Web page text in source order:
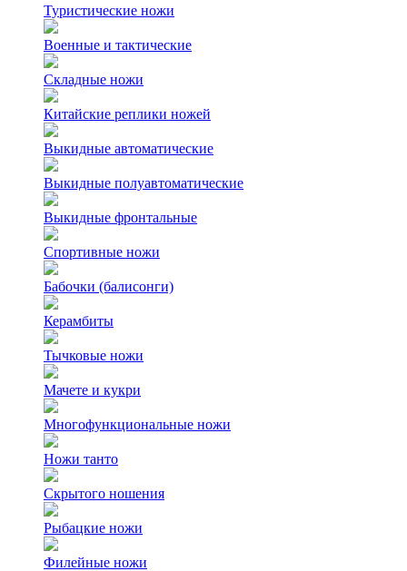
Туристические ножи
Военные и тактические
Складные ножи
Китайские реплики ножей
Выкидные автоматические
Выкидные полуавтоматические
Выкидные фронтальные
Спортивные ножи
Бабочки (балисонги)
Керамбиты
Тычковые ножи
Мачете и кукри
Многофункциональные ножи
Ножи танто
Скрытого ношения
Рыбацкие ножи
Филейные ножи